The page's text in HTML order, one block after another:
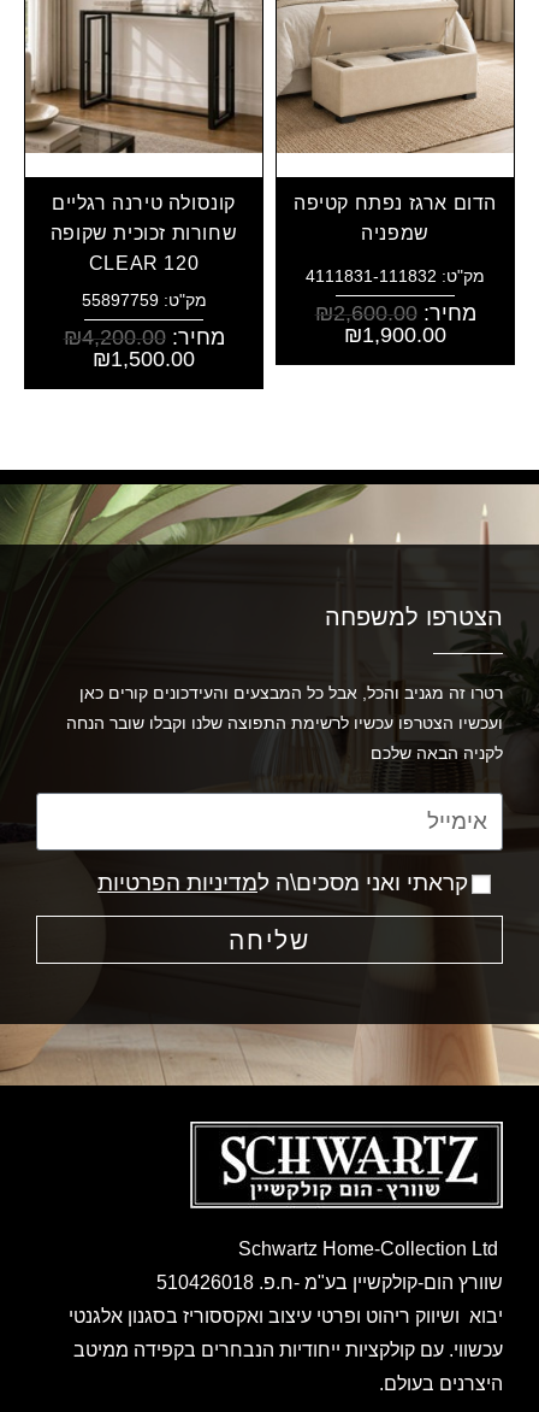
הדום ארגז נפתח קטיפה
שמפניה
מק"ט: 4111831-111832
מחיר: ₪2,600.00
₪1,900.00
קונסולה טירנה רגליים
שחורות זכוכית שקופה
CLEAR 120
מק"ט: 55897759
מחיר: ₪4,200.00
₪1,500.00
הצטרפו למשפחה
רטרו זה מגניב והכל, אבל כל המבצעים והעידכונים קורים כאן
ועכשיו הצטרפו עכשיו לרשימת התפוצה שלנו וקבלו שובר הנחה
לקניה הבאה שלכם
קראתי ואני מסכים\ה למדיניות הפרטיות
שליחה
שוורץ הום-קולקשיין בע"מ -ח.פ. 510426018
יבוא ושיווק ריהוט ופרטי עיצוב ואקססוריז בסגנון אלגנטי
עכשווי. עם קולקציות ייחודיות הנבחרים בקפידה ממיטב
היצרנים בעולם.